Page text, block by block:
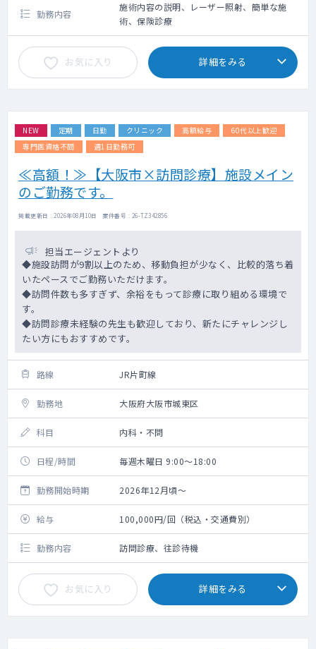
勤務内容
施術内容の説明、レーザー照射、簡単な施
術、保険診療
お気に入り 詳細をみる
NEW 定期 日勤 クリニック 高額給与
60代以上歓迎
専門医資格不問
週1日勤務可
≪高額！≫【大阪市×訪問診療】施設メイン
のご勤務です。
掲載更新日 : 2026年08月10日 案件番号 : 26-TZ342856
担当エージェントより
◆施設訪問が9割以上のため、移動負担が少なく、比較的落ち着
いたペースでご勤務いただけます。
◆訪問件数も多すぎず、余裕をもって診療に取り組める環境で
す。
◆訪問診療未経験の先生も歓迎しており、新たにチャレンジし
たい方にもおすすめです。
路線 JR片町線
勤務地 大阪府大阪市城東区
科目 内科・不問
日程/時間 毎週木曜日 9:00～18:00
勤務開始時期 2026年12月頃～
給与 100,000円/回（税込・交通費別）
勤務内容 訪問診療、往診待機
お気に入り 詳細をみる